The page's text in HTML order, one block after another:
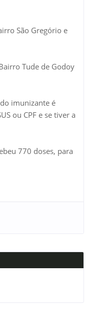
São Gregório e
Tude de Godoy
imunizante é
ou CPF e se tiver a
770 doses, para